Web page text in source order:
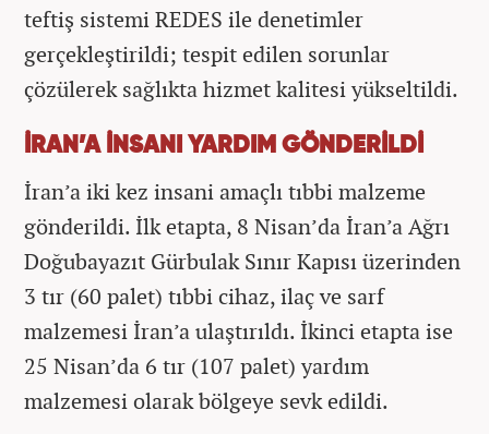
teftiş sistemi REDES ile denetimler
gerçekleştirildi; tespit edilen sorunlar
çözülerek sağlıkta hizmet kalitesi yükseltildi.
İRAN’A İNSANI YARDIM GÖNDERİLDİ
İran’a iki kez insani amaçlı tıbbi malzeme
gönderildi. İlk etapta, 8 Nisan’da İran’a Ağrı
Doğubayazıt Gürbulak Sınır Kapısı üzerinden
3 tır (60 palet) tıbbi cihaz, ilaç ve sarf
malzemesi İran’a ulaştırıldı. İkinci etapta ise
25 Nisan’da 6 tır (107 palet) yardım
malzemesi olarak bölgeye sevk edildi.